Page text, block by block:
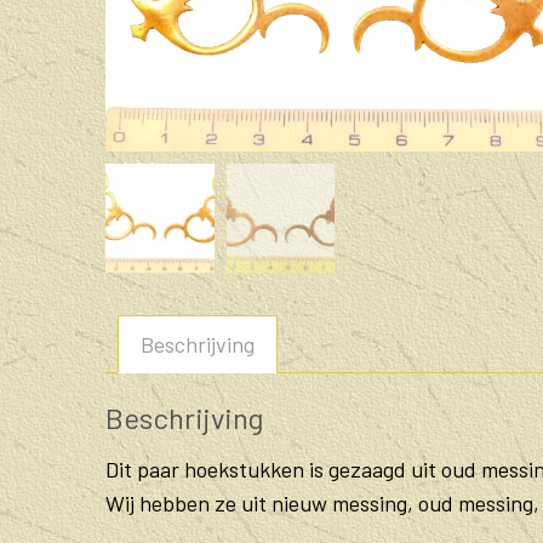
Beschrijving
Beschrijving
Dit paar hoekstukken is gezaagd uit oud
Wij hebben ze uit nieuw messing, oud